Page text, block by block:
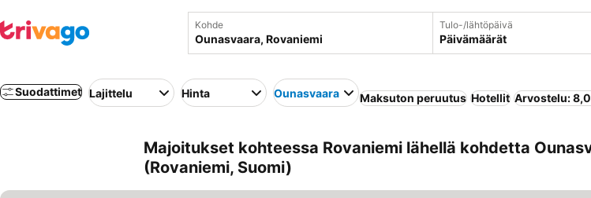
Kohde Tulo-/lähtöpäivä
Päivämäärät
Suodattimet Lajittelu Hinta Ounasvaara Maksuton peruutus Hotellit Arvostelu:
Majoitukset kohteessa Rovaniemi lähellä kohdetta
(Rovaniemi, Suomi)